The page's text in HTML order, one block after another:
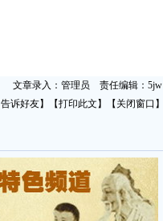
文章录入：管理员 责任编辑：5jw
告诉好友】【打印此文 】【 关闭窗口 】